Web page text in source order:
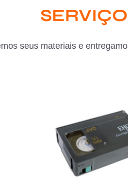
seus materiais e